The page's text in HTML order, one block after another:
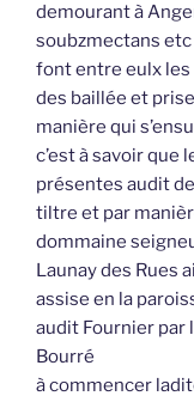
demourant à
soubzmectans
font entre eulx
des baillée et
manière qui
c’est à savoir que
présentes audit
tiltre et par
dommaine
Launay des Rues
assise en la
audit Fournier par
Bourré
à commencer